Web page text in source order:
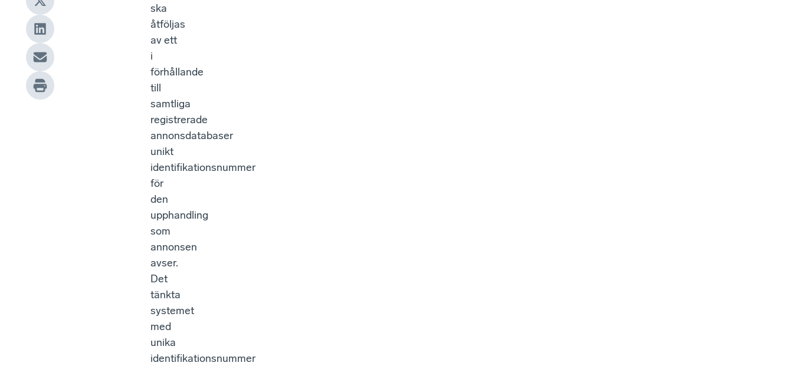
ska
åtföljas
av ett
i
förhållande
till
samtliga
registrerade
annonsdatabaser
unikt
identifikationsnummer
för
den
upphandling
som
annonsen
avser.
Det
tänkta
systemet
med
unika
identifikationsnummer